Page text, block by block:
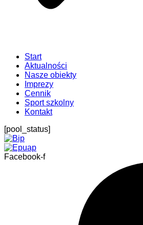
Start
Aktualności
Nasze obiekty
Imprezy
Cennik
Sport szkolny
Kontakt
[pool_status]
Facebook-f